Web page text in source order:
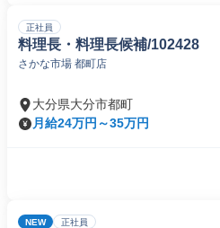
正社員
料理長・料理長候補/102428
さかな市場 都町店
大分県大分市都町
月給24万円～35万円
NEW 正社員